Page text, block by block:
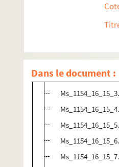
Dans le document :
Ms_1154_16_13.
Ms_1154_16_14.